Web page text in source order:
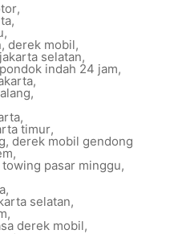
,
,
,
,derek mobil,
selatan,
indah 24 jam,
,
,
,
timur,
, derek mobil gendong
,
pasar minggu,
,
selatan,
,
derek mobil,